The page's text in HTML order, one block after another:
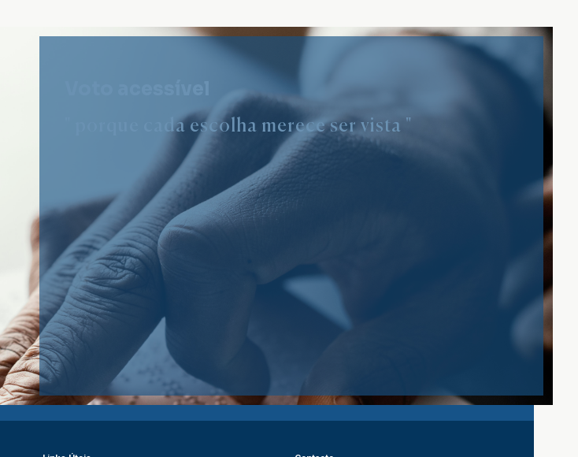
" porque cada escolha merece ser vista "